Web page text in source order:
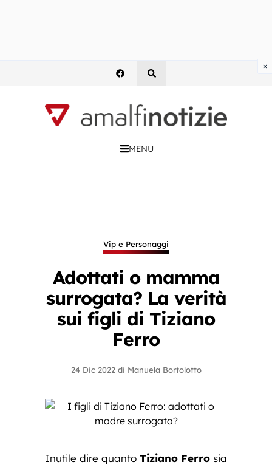
MENU
Vip e Personaggi
Adottati o mamma
surrogata? La verità
sui figli di Tiziano
Ferro
24 Dic 2022 di Manuela Bortolotto
Inutile dire quanto Tiziano Ferro sia
×